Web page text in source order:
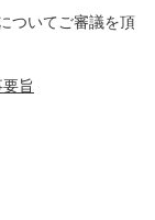
ついてご審議を頂
旨